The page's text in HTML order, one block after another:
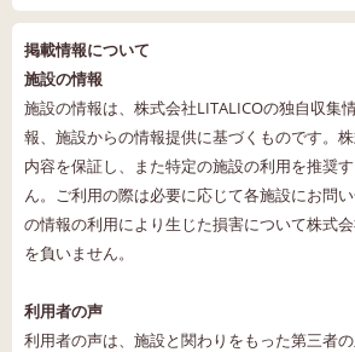
掲載情報について
施設の情報
施設の情報は、株式会社LITALICOの独自収集
報、施設からの情報提供に基づくものです。
内容を保証し、また特定の施設の利用を推奨
ん。ご利用の際は必要に応じて各施設にお問
の情報の利用により生じた損害について株式
を負いません。
利用者の声
利用者の声は、施設と関わりをもった第三者